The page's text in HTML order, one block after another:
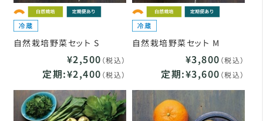
自然栽培野菜セット S
¥2,500 （税込）
定期:¥2,400 （税込）
自然栽培野菜セット M
¥3,800 （税込）
定期:¥3,600 （税込）